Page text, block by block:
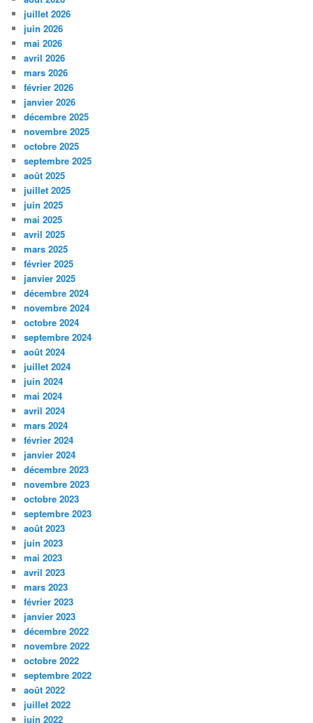
juillet 2026
juin 2026
mai 2026
avril 2026
mars 2026
février 2026
janvier 2026
décembre 2025
novembre 2025
octobre 2025
septembre 2025
août 2025
juillet 2025
juin 2025
mai 2025
avril 2025
mars 2025
février 2025
janvier 2025
décembre 2024
novembre 2024
octobre 2024
septembre 2024
août 2024
juillet 2024
juin 2024
mai 2024
avril 2024
mars 2024
février 2024
janvier 2024
décembre 2023
novembre 2023
octobre 2023
septembre 2023
août 2023
juin 2023
mai 2023
avril 2023
mars 2023
février 2023
janvier 2023
décembre 2022
novembre 2022
octobre 2022
septembre 2022
août 2022
juillet 2022
juin 2022